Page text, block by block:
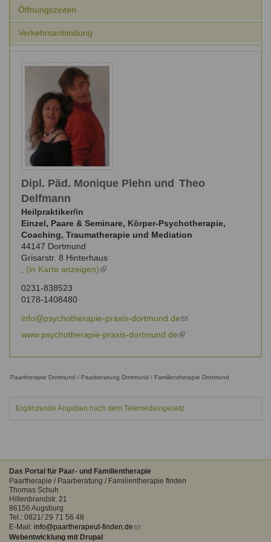
Qualität unserer Therapeuten
Familienthemen
Systemischer Ansatz
Veranstaltungen
Seminare und Kurse
Fortbildungen
Ausbildungsinstitute
Fortbildungen
Information über Qualifikation
Benutzername*
Passwort
vergessen?
Sitemap
Links
Formular zur Registrierung
Öffnungszeiten
Verkehrsanbindung
Dipl. Päd. Monique Plehn und Theo
Delfmann
Heilpraktiker/in
Einzel, Paare & Seminare, Körper-Psychotherapie,
Coaching, Traumatherapie und Mediation
44147 Dortmund
Grisarstr. 8 Hinterhaus
(in Karte anzeigen)(link
0231-838523
0178-1408480
info@psychotherapie-praxis-dortmund.de(link
sends
www.psychotherapie-praxis-dortmund.de(link
external)
Paartherapie Dortmund / Paarberatung Dortmund / Familientherapie Dortmund
Ergänzende Angaben nach dem Telemediengesetz
Das Portal für Paar- und Familientherapie
Paartherapie / Paarberatung / Familientherapie finden
Thomas Schuh
Hillenbrandstr. 21
86156 Augsburg
Tel.: 0821/ 29 71 56 48
E-Mail: info@paartherapeut-finden.de (link
Webentwicklung mit Drupal